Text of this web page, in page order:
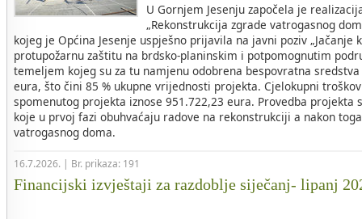
U Gornjem Jesenju započela je
„Rekonstrukcija zgrade vatrogasnog
kojeg je Općina Jesenje uspješno prijavila na javni poziv „Jačanje
protupožarnu zaštitu na brdsko-planinskim i potpomognutim
temeljem kojeg su za tu namjenu odobrena bespovratna
eura, što čini 85 % ukupne vrijednosti projekta. Cjelokupni
spomenutog projekta iznose 951.722,23 eura. Provedba projekta
koje u prvoj fazi obuhvaćaju radove na rekonstrukciji a nakon
vatrogasnog doma.
16.7.2026. | Br. prikaza: 191
Financijski izvještaji za razdoblje siječanj- lipanj